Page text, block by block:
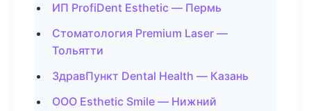
ИП ProfiDent Esthetic — Пермь
Стоматология Premium Laser —
Тольятти
ЗдравПункт Dental Health — Казань
ООО Esthetic Smile — Нижний